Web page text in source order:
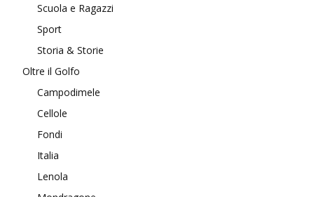
Scuola e Ragazzi
Sport
Storia & Storie
Oltre il Golfo
Campodimele
Cellole
Fondi
Italia
Lenola